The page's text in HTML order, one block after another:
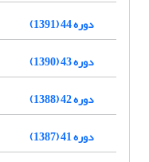
دوره 44 (1391)
دوره 43 (1390)
دوره 42 (1388)
دوره 41 (1387)